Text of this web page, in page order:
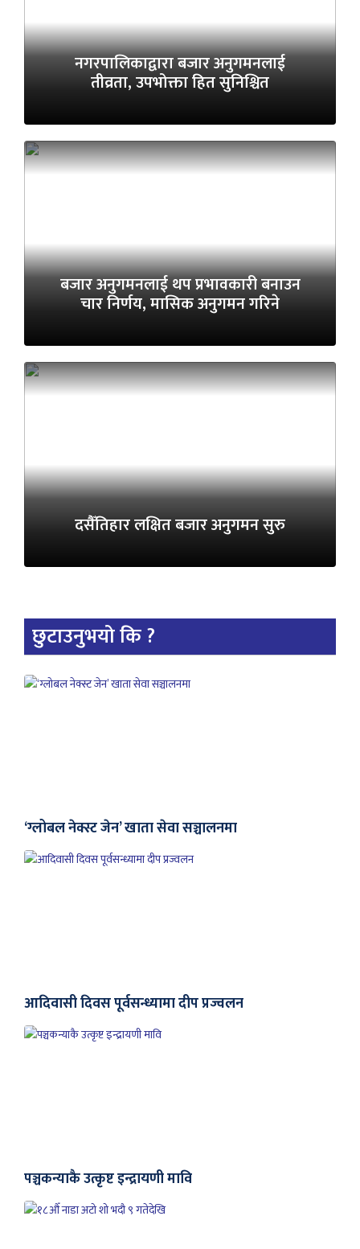
नगरपालिकाद्वारा बजार अनुगमनलाई
तीव्रता, उपभोक्ता हित सुनिश्चित
बजार अनुगमनलाई थप प्रभावकारी बनाउन
चार निर्णय, मासिक अनुगमन गरिने
दसैँतिहार लक्षित बजार अनुगमन सुरु
छुटाउनुभयो कि ?
‘ग्लोबल नेक्स्ट जेन’ खाता सेवा सञ्चालनमा
आदिवासी दिवस पूर्वसन्ध्यामा दीप प्रज्वलन
पञ्चकन्याकै उत्कृष्ट इन्द्रायणी मावि